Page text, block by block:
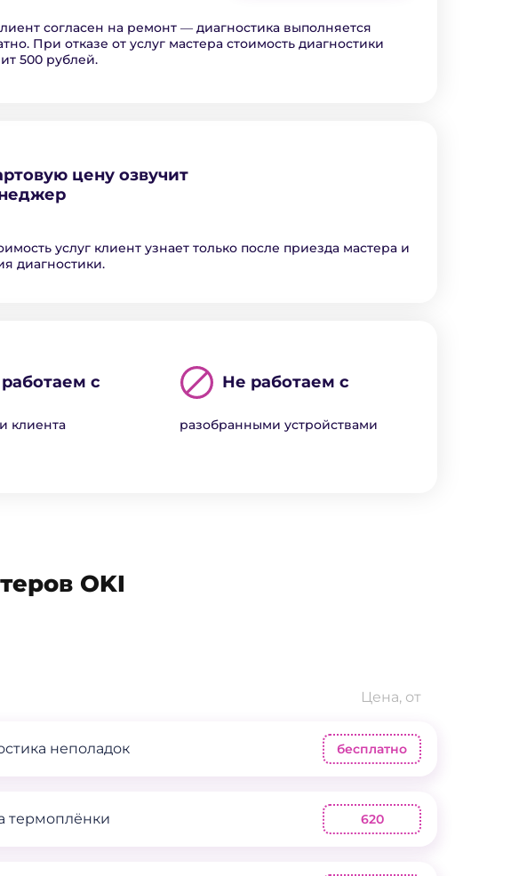
согласен на ремонт ― диагностика выполняется
При отказе от услуг мастера стоимость диагностики
500 рублей.
цену озвучит
услуг клиент узнает только после приезда мастера и
диагностики.
с
клиента
Не работаем с
разобранными устройствами
OKI
Цена, от
неполадок бесплатно
термоплёнки 620